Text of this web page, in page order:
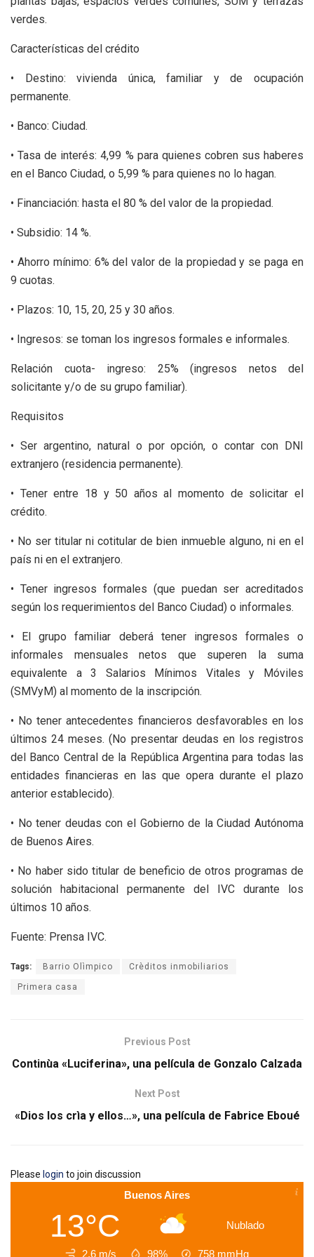
verdes.
Características del crédito
• Destino: vivienda única, familiar y de ocupación
permanente.
• Banco: Ciudad.
• Tasa de interés: 4,99 % para quienes cobren sus haberes
en el Banco Ciudad, o 5,99 % para quienes no lo hagan.
• Financiación: hasta el 80 % del valor de la propiedad.
• Subsidio: 14 %.
• Ahorro mínimo: 6% del valor de la propiedad y se paga en
9 cuotas.
• Plazos: 10, 15, 20, 25 y 30 años.
• Ingresos: se toman los ingresos formales e informales.
Relación cuota- ingreso: 25% (ingresos netos del
solicitante y/o de su grupo familiar).
Requisitos
• Ser argentino, natural o por opción, o contar con DNI
extranjero (residencia permanente).
• Tener entre 18 y 50 años al momento de solicitar el
crédito.
• No ser titular ni cotitular de bien inmueble alguno, ni en el
país ni en el extranjero.
• Tener ingresos formales (que puedan ser acreditados
según los requerimientos del Banco Ciudad) o informales.
• El grupo familiar deberá tener ingresos formales o
informales mensuales netos que superen la suma
equivalente a 3 Salarios Mínimos Vitales y Móviles
(SMVyM) al momento de la inscripción.
• No tener antecedentes financieros desfavorables en los
últimos 24 meses. (No presentar deudas en los registros
del Banco Central de la República Argentina para todas las
entidades financieras en las que opera durante el plazo
anterior establecido).
• No tener deudas con el Gobierno de la Ciudad Autónoma
de Buenos Aires.
• No haber sido titular de beneficio de otros programas de
solución habitacional permanente del IVC durante los
últimos 10 años.
Fuente: Prensa IVC.
Tags: Barrio Olìmpico Crèditos inmobiliarios
Primera casa
Previous Post
Continùa «Luciferina», una película de Gonzalo Calzada
Next Post
«Dios los crìa y ellos…», una película de Fabrice Eboué
Please login to join discussion
Buenos Aires
13°C Nublado
2.6 m/s 98% 758 mmHg